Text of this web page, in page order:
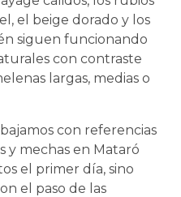
el beige dorado y los
siguen funcionando
con contraste
largas, medias o
con referencias
y mechas en Mataró
el primer día, sino
el paso de las